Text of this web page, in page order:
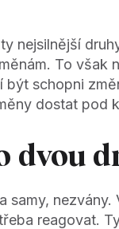
nejsilnější
To však
být schopni
dostat pod
dvou
nezvány.
reagovat.